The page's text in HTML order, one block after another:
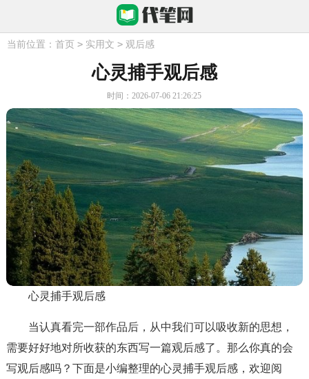
当前位置： 首页 > 实用文 > 观后感
心灵捕手观后感
时间：2026-07-06 21:26:25
心灵捕手观后感
当认真看完一部作品后，从中我们可以吸收新的思想，
需要好好地对所收获的东西写一篇观后感了。那么你真的会
写观后感吗？下面是小编整理的心灵捕手观后感，欢迎阅